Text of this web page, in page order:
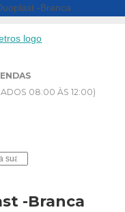
08:00 ÀS 12:00)
-Branca
-Branca